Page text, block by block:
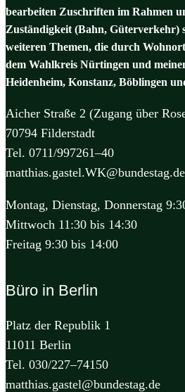
bearbeiten Zuschriften im Rahmen
Zuständigkeit (Bahn, Güterverkehr)
weiteren Themen, die durch
dem Wahlkreis Nürtingen und
Heidenheim, Konstanz, Böblingen
Aicher Straße 2 (Zugang über
70794 Filderstadt
Tel. 0711/997261–40
matthias.gastel.WK@bundestag.de
Montag, Dienstag, Donnerstag
Mittwoch 11:30 bis 14:30
Freitag 9:30 bis 14:00
Büro in Berlin
Platz der Republik 1
11011 Berlin
Tel. 030/227–74150
matthias.gastel@bundestag.de